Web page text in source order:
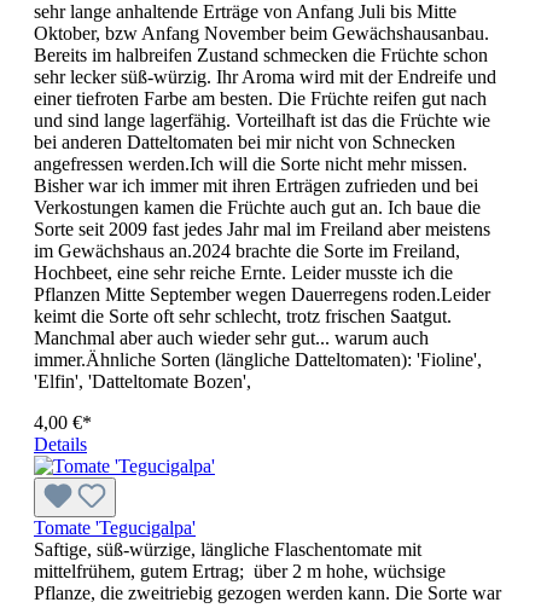
sehr lange anhal­tende Erträge von Anfang Juli bis Mitte
Oktober, bzw Anfang November beim Gewächshausanbau.
Bereits im halbreifen Zustand schmecken die Früchte schon
sehr lecker süß-würzig. Ihr Aroma wird mit der Endreife und
einer tiefroten Farbe am besten. Die Früchte reifen gut nach
und sind lange lagerfähig. Vorteilhaft ist das die Früchte wie
bei anderen Datteltomaten bei mir nicht von Schnecken
angefressen werden.Ich will die Sorte nicht mehr missen.
Bisher war ich immer mit ihren Erträgen zufrieden und bei
Verkostungen kamen die Früchte auch gut an. Ich baue die
Sorte seit 2009 fast jedes Jahr mal im Freiland aber meistens
im Gewächshaus an.2024 brachte die Sorte im Freiland,
Hochbeet, eine sehr reiche Ernte. Leider musste ich die
Pflanzen Mitte September wegen Dauerregens roden.Leider
keimt die Sorte oft sehr schlecht, trotz frischen Saatgut.
Manchmal aber auch wieder sehr gut... warum auch
immer.Ähnliche Sorten (längliche Dattel­tomaten): 'Fioline',
'Elfin', 'Datteltomate Bozen',
4,00 €*
Details
Tomate 'Tegucigalpa'
Saftige, süß-würzige, längliche Flaschentomate mit
mittelfrühem, gutem Ertrag; über 2 m hohe, wüchsige
Pflanze, die zweitriebig gezogen werden kann. Die Sorte war